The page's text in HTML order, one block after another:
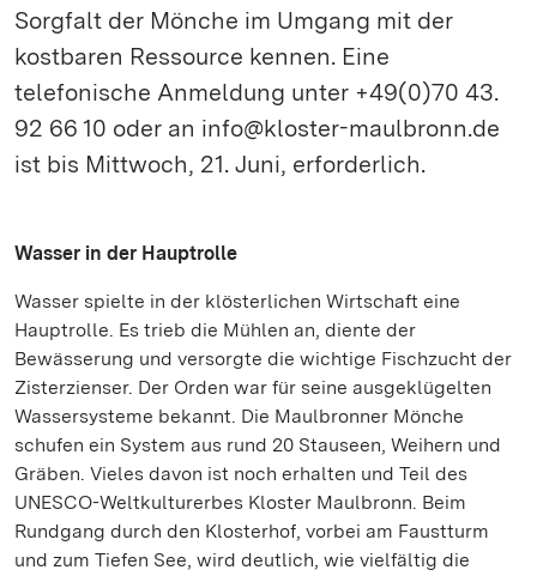
Sorgfalt der Mönche im Umgang mit der
kostbaren Ressource kennen. Eine
telefonische Anmeldung unter +49(0)70 43.
92 66 10 oder an info@kloster-maulbronn.de
ist bis Mittwoch, 21. Juni, erforderlich.
Wasser in der Hauptrolle
Wasser spielte in der klösterlichen Wirtschaft eine
Hauptrolle. Es trieb die Mühlen an, diente der
Bewässerung und versorgte die wichtige Fischzucht der
Zisterzienser. Der Orden war für seine ausgeklügelten
Wassersysteme bekannt. Die Maulbronner Mönche
schufen ein System aus rund 20 Stauseen, Weihern und
Gräben. Vieles davon ist noch erhalten und Teil des
UNESCO-Weltkulturerbes Kloster Maulbronn. Beim
Rundgang durch den Klosterhof, vorbei am Faustturm
und zum Tiefen See, wird deutlich, wie vielfältig die